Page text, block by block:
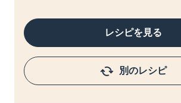
レシピを見る
別のレシピ